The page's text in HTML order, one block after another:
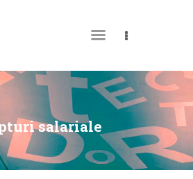
salariale
CARD